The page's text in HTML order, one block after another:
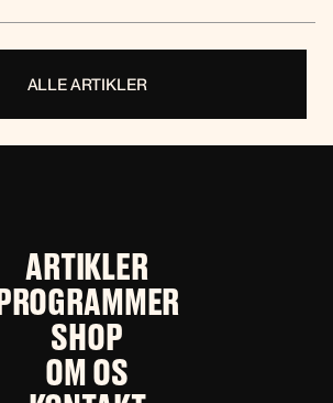
ALLE ARTIKLER
ARTIKLER
PROGRAMMER
SHOP
OM OS